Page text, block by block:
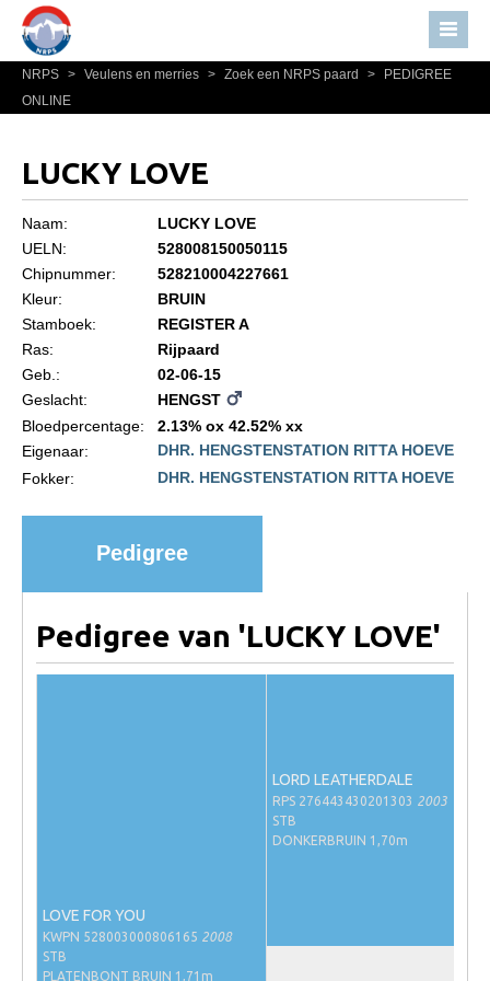
Home
Nieuws
Bestuur NRPS
Informatie
Statuten en reglementen
Algemeen
Veulenregistratie
Formulier overschrijven op naam
Evenementen
NRPS > Veulens en merries > Zoek een NRPS paard >
PEDIGREE
ONLINE
LUCKY LOVE
Naam:
LUCKY LOVE
UELN:
528008150050115
Chipnummer:
528210004227661
Kleur:
BRUIN
Stamboek:
REGISTER A
Ras:
Rijpaard
Geb.:
02-06-15
Geslacht:
HENGST
Bloedpercentage:
2.13% ox 42.52% xx
Eigenaar:
DHR. HENGSTENSTATION RITTA HOEVE
Fokker:
DHR. HENGSTENSTATION RITTA HOEVE
Pedigree
Pedigree van 'LUCKY LOVE'
LOVE FOR YOU
KWPN 528003000806165 2008
STB
PLATENBONT BRUIN 1,71m
LORD LEATHERDALE
RPS 276443430201303 2003
STB
DONKERBRUIN 1,70m